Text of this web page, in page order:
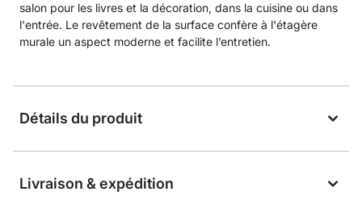
salon pour les livres et la décoration, dans la cuisine ou dans
l'entrée. Le revêtement de la surface confère à l'étagère
murale un aspect moderne et facilite l’entretien.
Détails du produit
Livraison & expédition